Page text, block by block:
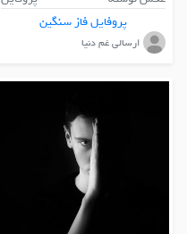
پروفایل فاز سنگین
ارسالی غم دنیا